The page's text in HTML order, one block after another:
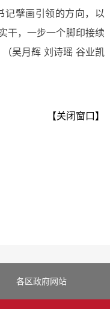
记擘画引领的方向，以
干，一步一个脚印接续
吴月辉 刘诗瑶 谷业凯
【关闭窗口】
各区政府网站